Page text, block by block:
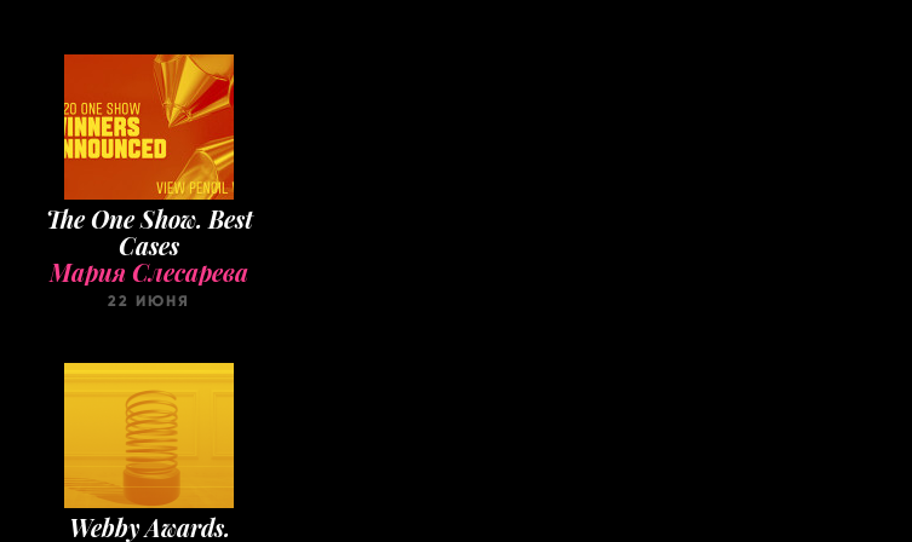
The One Show. Best
Cases
Мария Слесарева
22 ИЮНЯ
Webby Awards.